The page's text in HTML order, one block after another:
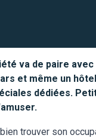
va de paire
et même un
dédiées.
trouver son